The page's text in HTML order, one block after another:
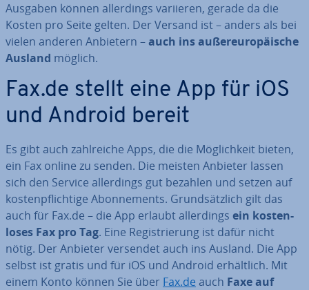
Ausgaben können al­ler­dings variieren, gerade da die
Kosten pro Seite gelten. Der Versand ist – anders als bei
vielen anderen Anbietern –auch ins au­ßer­eu­ro­päi­sche
Ausland möglich.
Fax.de stellt eine App für iOS
und Android bereit
Es gibt auch zahl­rei­che Apps, die die Mög­lich­keit bieten,
ein Fax online zu senden. Die meisten Anbieter lassen
sich den Service al­ler­dings gut bezahlen und setzen auf
kos­ten­pflich­ti­ge Abon­ne­ments. Grund­sätz­lich gilt das
auch für Fax.de – die App erlaubt al­ler­dings ein kos­ten­
lo­ses Fax pro Tag. Eine Re­gis­trie­rung ist dafür nicht
nötig. Der Anbieter versendet auch ins Ausland. Die App
selbst ist gratis und für iOS und Android er­hält­lich. Mit
einem Konto können Sie über Fax.de auch Faxe auf